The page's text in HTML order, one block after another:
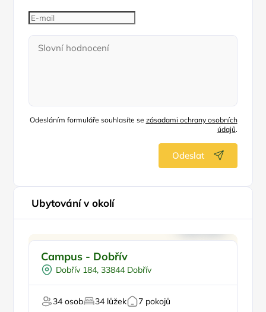
Odesláním formuláře souhlasíte se zásadami ochrany osobních
údajů.
Odeslat
Ubytování v okolí
Pro skupiny
Worshopy/školení
Pro svatby a oslavy
Pro majitele mazlíčků
Campus - Dobřív
Dobřív 184, 33844 Dobřív
34 osob 34 lůžek 7 pokojů